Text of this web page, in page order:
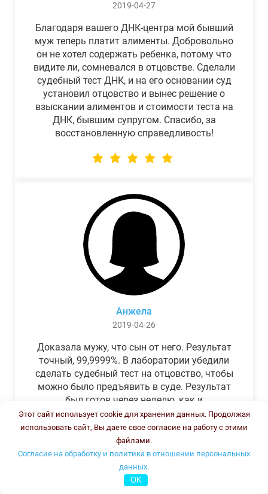
2019-04-27
Благодаря вашего ДНК-центра мой бывший
муж теперь платит алименты. Добровольно
он не хотел содержать ребенка, потому что
видите ли, сомневался в отцовстве. Сделали
судебный тест ДНК, и на его основании суд
установил отцовство и вынес решение о
взыскании алиментов и стоимости теста на
ДНК, бывшим супругом. Спасибо, за
восстановленную справедливость!
Анжела
2019-04-26
Доказала мужу, что сын от него. Результат
точный, 99,9999%. В лаборатории убедили
сделать судебный тест на отцовство, чтобы
можно было предъявить в суде. Результат
был готов через неделю, как и
обещали.Теперь муж бегает и извиняется.
Этот сайт использует cookie для хранения данных. Продолжая
использовать сайт, Вы даете свое согласие на работу с этими
файлами.
Согласие на обработку и политика в отношении персональных
данных.
OK